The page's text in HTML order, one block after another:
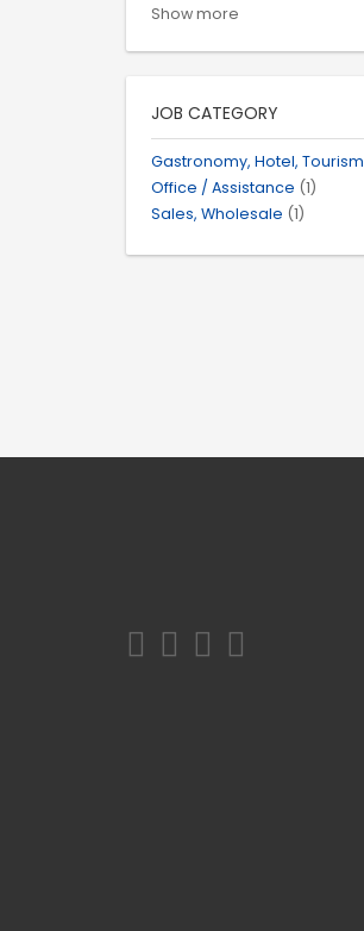
Show more
JOB CATEGORY
Gastronomy, Hotel, Tourism
Office / Assistance (1)
Sales, Wholesale (1)